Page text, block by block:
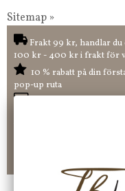
Sitemap »
Frakt 99 kr, handlar
100 kr - 400 kr i frakt för
10 % rabatt på din
pop-up ruta
Nöjda kunder och
-ligt Tack för att